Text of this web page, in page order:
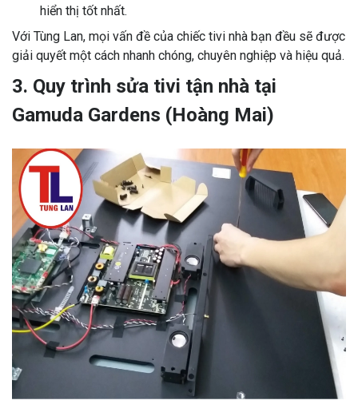
hiển thị tốt nhất.
Với Tùng Lan, mọi vấn đề của chiếc tivi nhà bạn đều sẽ được
giải quyết một cách nhanh chóng, chuyên nghiệp và hiệu quả.
3. Quy trình sửa tivi tận nhà tại
Gamuda Gardens (Hoàng Mai)